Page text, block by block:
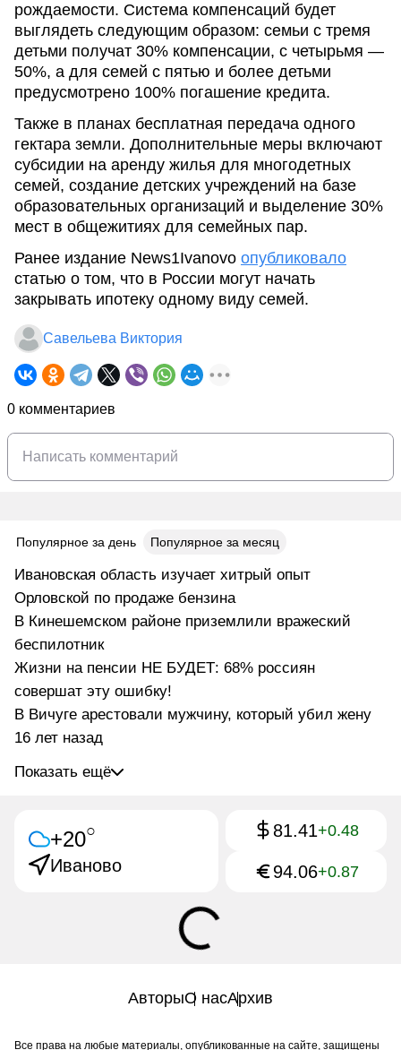
рождаемости. Система компенсаций будет
выглядеть следующим образом: семьи с тремя
детьми получат 30% компенсации, с четырьмя —
50%, а для семей с пятью и более детьми
предусмотрено 100% погашение кредита.
Также в планах бесплатная передача одного
гектара земли. Дополнительные меры включают
субсидии на аренду жилья для многодетных
семей, создание детских учреждений на базе
образовательных организаций и выделение 30%
мест в общежитиях для семейных пар.
Ранее издание News1Ivanovo опубликовало
статью о том, что в России могут начать
закрывать ипотеку одному виду семей.
Савельева Виктория
0 комментариев
Популярное за день Популярное за месяц
Ивановская область изучает хитрый опыт
Орловской по продаже бензина
В Кинешемском районе приземлили вражеский
беспилотник
Жизни на пенсии НЕ БУДЕТ: 68% россиян
совершат эту ошибку!
В Вичуге арестовали мужчину, который убил жену
16 лет назад
Показать ещё
+20○
Иваново
81.41+0.48
94.06+0.87
АвторыО насАрхив
Все права на любые материалы, опубликованные на сайте, защищены